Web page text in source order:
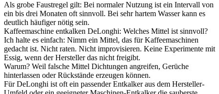
Als grobe Faustregel gilt: Bei normaler Nutzung ist ein Intervall von
ein bis drei Monaten oft sinnvoll. Bei sehr hartem Wasser kann es
deutlich häufiger nötig sein.
Kaffeemaschine entkalken DeLonghi: Welches Mittel ist sinnvoll?
Ich halte es einfach: Nimm ein Mittel, das für Kaffeemaschinen
gedacht ist. Nicht raten. Nicht improvisieren. Keine Experimente mit
Essig, wenn der Hersteller das nicht freigibt.
Warum? Weil falsche Mittel Dichtungen angreifen, Gerüche
hinterlassen oder Rückstände erzeugen können.
Für DeLonghi ist oft ein passender Entkalker aus dem Hersteller-